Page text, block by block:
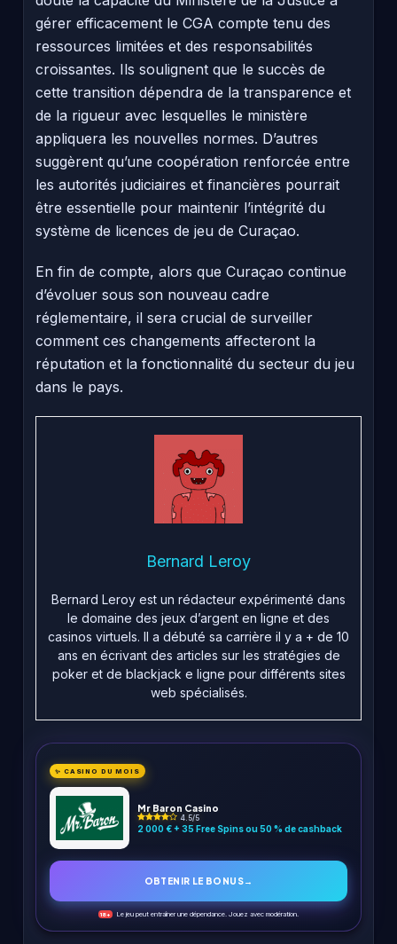
gérer efficacement le CGA compte tenu des
ressources limitées et des responsabilités
croissantes. Ils soulignent que le succès de
cette transition dépendra de la transparence et
de la rigueur avec lesquelles le ministère
appliquera les nouvelles normes. D’autres
suggèrent qu’une coopération renforcée entre
les autorités judiciaires et financières pourrait
être essentielle pour maintenir l’intégrité du
système de licences de jeu de Curaçao.
En fin de compte, alors que Curaçao continue
d’évoluer sous son nouveau cadre
réglementaire, il sera crucial de surveiller
comment ces changements affecteront la
réputation et la fonctionnalité du secteur du jeu
dans le pays.
Bernard Leroy
Bernard Leroy est un rédacteur expérimenté dans
le domaine des jeux d’argent en ligne et des
casinos virtuels. Il a débuté sa carrière il y a + de 10
ans en écrivant des articles sur les stratégies de
poker et de blackjack e ligne pour différents sites
web spécialisés.
✨ CASINO DU MOIS
Mr Baron Casino
4.5/5
2 000 € + 35 Free Spins ou 50 % de cashback
OBTENIR LE BONUS→
18+ Le jeu peut entraîner une dépendance. Jouez avec modération.